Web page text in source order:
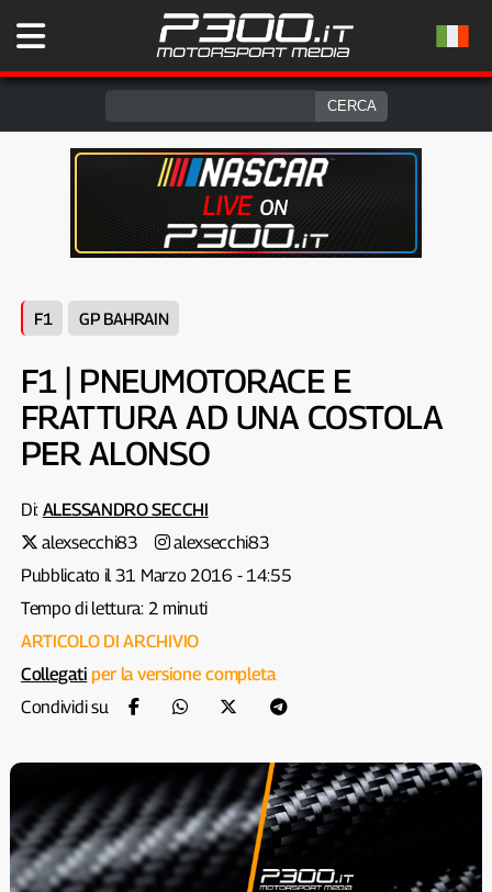
F1 GP BAHRAIN
F1 | PNEUMOTORACE E
FRATTURA AD UNA COSTOLA
PER ALONSO
Di: ALESSANDRO SECCHI
alexsecchi83
alexsecchi83
Pubblicato il 31 Marzo 2016 - 14:55
Tempo di lettura: 2 minuti
ARTICOLO DI ARCHIVIO
Collegati per la versione completa
Condividi su